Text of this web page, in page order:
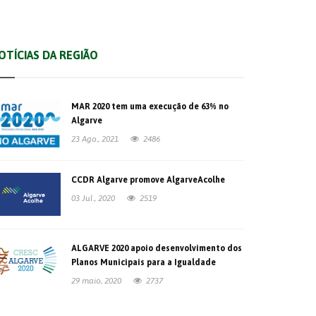
DA REGIÃO
MAR 2020 tem uma execução de 63% no
Algarve
23 Ago., 2021
2486
CCDR Algarve promove AlgarveAcolhe
03 Jul., 2020
2519
ALGARVE 2020 apoio desenvolvimento dos
Planos Municipais para a Igualdade
29 maio, 2020
2737